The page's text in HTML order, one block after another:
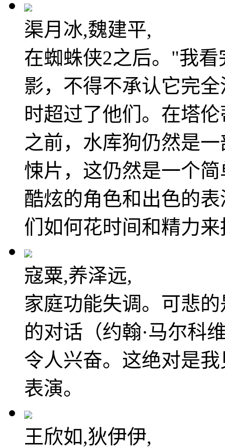
渠月冰,魏建平,
在蜘蛛侠2之后。"我
影，不得不承认它完
时超过了他们。在塔
之前，水库狗仍然是
悚片，这仍然是一个
酷炫的角色和出色的
们如何花时间和精力
寇粟,养泽远,
家庭功能失调。可悲
的对话（约翰·马尔科
令人兴奋。这绝对是
表演。
王欣如,狄伊伊,